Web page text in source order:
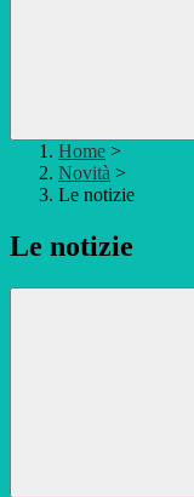
Home >
Novità >
Le notizie
Le notizie